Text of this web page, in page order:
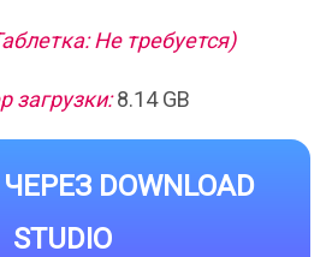
Не требуется)
загрузки:8.14 GB
DOWNLOAD
STUDIO